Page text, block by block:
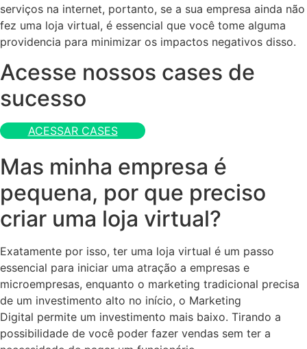
serviços na internet, portanto, se a sua empresa ainda não
fez uma loja virtual, é essencial que você tome alguma
providencia para minimizar os impactos negativos disso.
Acesse nossos cases de
sucesso
ACESSAR CASES
Mas minha empresa é
pequena, por que preciso
criar uma loja virtual?
Exatamente por isso, ter uma loja virtual é um passo
essencial para iniciar uma atração a empresas e
microempresas, enquanto o marketing tradicional precisa
de um investimento alto no início, o Marketing
Digital permite um investimento mais baixo. Tirando a
possibilidade de você poder fazer vendas sem ter a